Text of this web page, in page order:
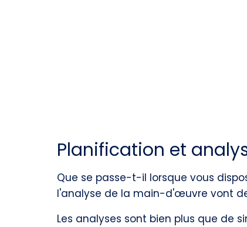
Planification et
Que se passe-t-il lorsque vous
l'analyse de la main-d'œuvre vont
Les analyses sont bien plus que de